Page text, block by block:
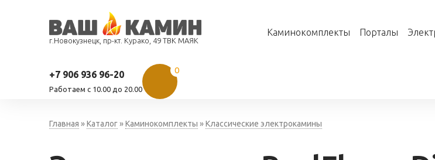
г.Новокузнецк, пр-кт. Курако, 49 ТВК МАЯК
Каминокомплекты Порталы
+7 906 936 96-20
Работаем c 10.00 до 20.00
0
Главная »Каталог»Каминокомплекты »Классические электрокамины